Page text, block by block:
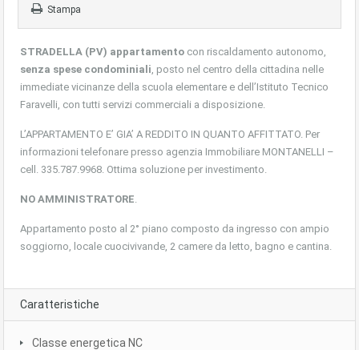
Stampa
STRADELLA (PV) appartamento con riscaldamento autonomo,
senza spese condominiali, posto nel centro della cittadina nelle
immediate vicinanze della scuola elementare e dell’Istituto Tecnico
Faravelli, con tutti servizi commerciali a disposizione.
L’APPARTAMENTO E’ GIA’ A REDDITO IN QUANTO AFFITTATO. Per
informazioni telefonare presso agenzia Immobiliare MONTANELLI –
cell. 335.787.9968. Ottima soluzione per investimento.
NO AMMINISTRATORE.
Appartamento posto al 2° piano composto da ingresso con ampio
soggiorno, locale cuocivivande, 2 camere da letto, bagno e cantina.
Caratteristiche
Classe energetica NC